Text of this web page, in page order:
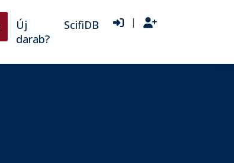
Új
darab?
ScifiDB |